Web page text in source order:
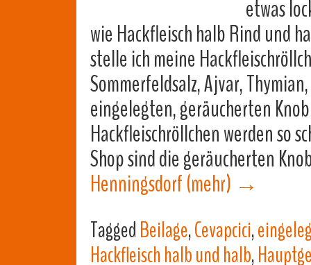
etwas
wie Hackfleisch halb Rind und
stelle ich meine
Sommerfeldsalz, Ajvar,
eingelegten, geräucherten
Hackfleischröllchen werden so
Shop sind die geräucherten
Henningsdorf(mehr) →
TaggedBeilage,Cevapcici,
Hackfleisch halb und halb,